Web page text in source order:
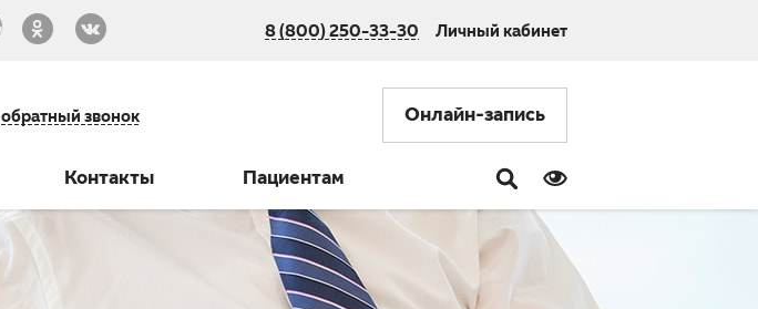
8 (800) 250-33-30 Личный кабинет
обратный звонок Онлайн-запись
Контакты Пациентам